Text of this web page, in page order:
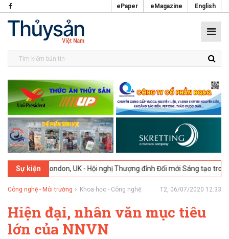
ePaper eMagazine English
Sự kiện
London, UK - Hội nghị Thượng đỉnh Đổi mới Sáng tạo trong Ngành
Công nghệ - Môi trường Khoa học - Công nghệ T2, 06/07/2020 12:33
Hiện đại, nhân văn mục tiêu
lớn của NNVN